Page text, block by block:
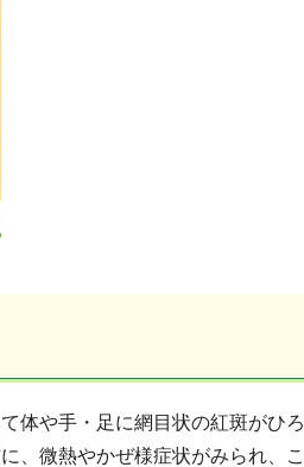
や手・足に網目状の紅斑がひ
、微熱やかぜ様症状がみられ、